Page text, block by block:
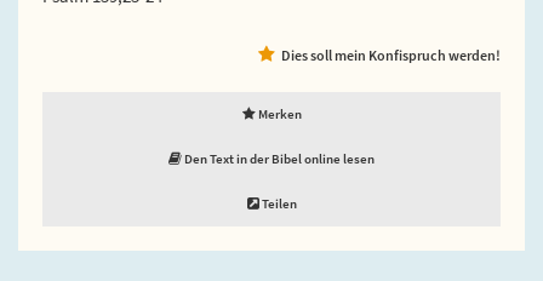
Dies soll mein Konfispruch werden!
Merken
Den Text in der Bibel online lesen
Teilen